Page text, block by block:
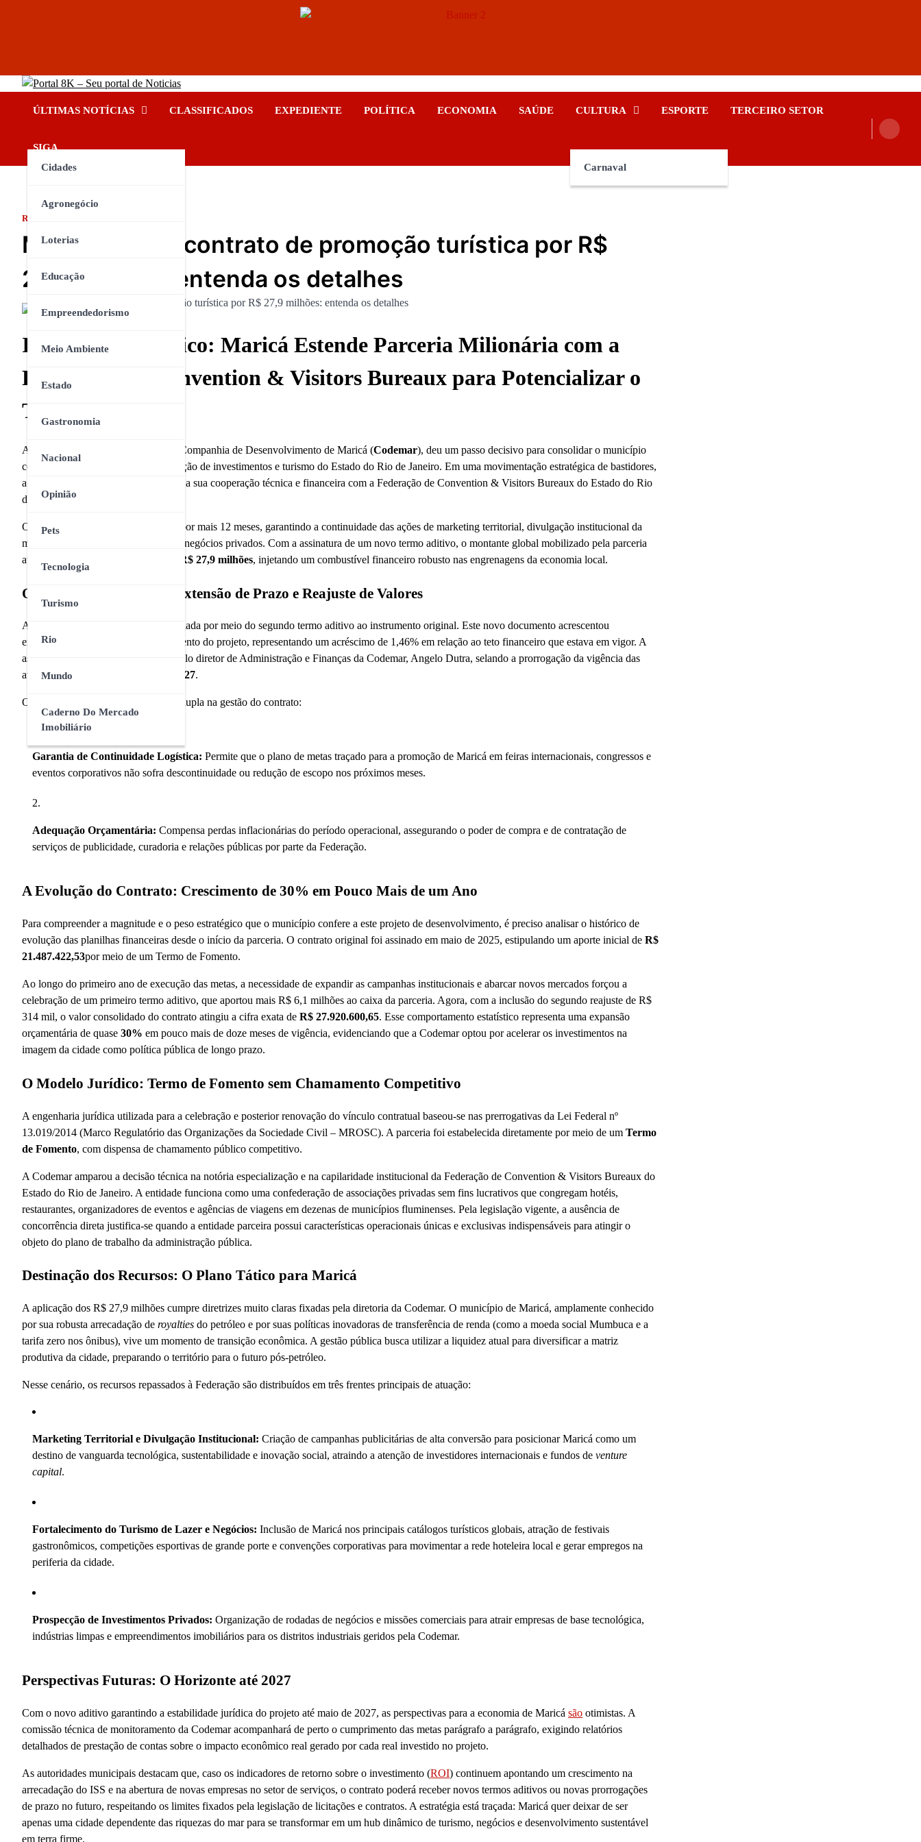
Portal 8K – Seu portal de Noticias
ÚLTIMAS NOTÍCIAS
Cidades
Agronegócio
Loterias
Educação
Empreendedorismo
Meio Ambiente
Estado
Gastronomia
Nacional
Opinião
Pets
Tecnologia
Turismo
Rio
Mundo
Caderno Do Mercado
Imobiliário
CLASSIFICADOS EXPEDIENTE POLÍTICA ECONOMIA SAÚDE CULTURA
Carnaval
ESPORTE TERCEIRO SETOR
SIGA
RIO DE JANEIRO
Maricá renova contrato de promoção turística por R$
27,9 milhões: entenda os detalhes
Impulso Econômico: Maricá Estende Parceria Milionária com a
Federação de Convention & Visitors Bureaux para Potencializar o
Turismo
A Prefeitura de Maricá, por meio da Companhia de Desenvolvimento de Maricá (Codemar), deu um passo decisivo para consolidar o município
como um dos principais polos de atração de investimentos e turismo do Estado do Rio de Janeiro. Em uma movimentação estratégica de bastidores,
a empresa pública renovou e ampliou a sua cooperação técnica e financeira com a Federação de Convention & Visitors Bureaux do Estado do Rio
de Janeiro.
O acordo foi estendido formalmente por mais 12 meses, garantindo a continuidade das ações de marketing territorial, divulgação institucional da
marca da cidade e captação de novos negócios privados. Com a assinatura de um novo termo aditivo, o montante global mobilizado pela parceria
atingiu o impressionante patamar de
R$ 27,9 milhões, injetando um combustível financeiro robusto nas engrenagens da economia local.
Os Números do Aditivo: Extensão de Prazo e Reajuste de Valores
A manutenção do contrato foi chancelada por meio do segundo termo aditivo ao instrumento original. Este novo documento acrescentou
exatamente
ao orçamento do projeto, representando um acréscimo de 1,46% em relação ao teto financeiro que estava em vigor. A
assinatura do aditivo foi conduzida pelo diretor de Administração e Finanças da Codemar, Angelo Dutra, selando a prorrogação da vigência das
atividades até o dia
23 de maio de 2027.
O reajuste atual cumpre uma função dupla na gestão do contrato:
Garantia de Continuidade Logística: Permite que o plano de metas traçado para a promoção de Maricá em feiras internacionais, congressos e
eventos corporativos não sofra descontinuidade ou redução de escopo nos próximos meses.
Adequação Orçamentária: Compensa perdas inflacionárias do período operacional, assegurando o poder de compra e de contratação de
serviços de publicidade, curadoria e relações públicas por parte da Federação.
A Evolução do Contrato: Crescimento de 30% em Pouco Mais de um Ano
Para compreender a magnitude e o peso estratégico que o município confere a este projeto de desenvolvimento, é preciso analisar o histórico de
evolução das planilhas financeiras desde o início da parceria. O contrato original foi assinado em maio de 2025, estipulando um aporte inicial de R$
21.487.422,53por meio de um Termo de Fomento.
Ao longo do primeiro ano de execução das metas, a necessidade de expandir as campanhas institucionais e abarcar novos mercados forçou a
celebração de um primeiro termo aditivo, que aportou mais R$ 6,1 milhões ao caixa da parceria. Agora, com a inclusão do segundo reajuste de R$
314 mil, o valor consolidado do contrato atingiu a cifra exata de R$ 27.920.600,65. Esse comportamento estatístico representa uma expansão
orçamentária de quase 30% em pouco mais de doze meses de vigência, evidenciando que a Codemar optou por acelerar os investimentos na
imagem da cidade como política pública de longo prazo.
O Modelo Jurídico: Termo de Fomento sem Chamamento Competitivo
A engenharia jurídica utilizada para a celebração e posterior renovação do vínculo contratual baseou-se nas prerrogativas da Lei Federal nº
13.019/2014 (Marco Regulatório das Organizações da Sociedade Civil – MROSC). A parceria foi estabelecida diretamente por meio de um Termo
de Fomento, com dispensa de chamamento público competitivo.
A Codemar amparou a decisão técnica na notória especialização e na capilaridade institucional da Federação de Convention & Visitors Bureaux do
Estado do Rio de Janeiro. A entidade funciona como uma confederação de associações privadas sem fins lucrativos que congregam hotéis,
restaurantes, organizadores de eventos e agências de viagens em dezenas de municípios fluminenses. Pela legislação vigente, a ausência de
concorrência direta justifica-se quando a entidade parceira possui características operacionais únicas e exclusivas indispensáveis para atingir o
objeto do plano de trabalho da administração pública.
Destinação dos Recursos: O Plano Tático para Maricá
A aplicação dos R$ 27,9 milhões cumpre diretrizes muito claras fixadas pela diretoria da Codemar. O município de Maricá, amplamente conhecido
por sua robusta arrecadação de royalties do petróleo e por suas políticas inovadoras de transferência de renda (como a moeda social Mumbuca e a
tarifa zero nos ônibus), vive um momento de transição econômica. A gestão pública busca utilizar a liquidez atual para diversificar a matriz
produtiva da cidade, preparando o território para o futuro pós-petróleo.
Nesse cenário, os recursos repassados à Federação são distribuídos em três frentes principais de atuação:
Marketing Territorial e Divulgação Institucional: Criação de campanhas publicitárias de alta conversão para posicionar Maricá como um
destino de vanguarda tecnológica, sustentabilidade e inovação social, atraindo a atenção de investidores internacionais e fundos de venture
capital.
Fortalecimento do Turismo de Lazer e Negócios: Inclusão de Maricá nos principais catálogos turísticos globais, atração de festivais
gastronômicos, competições esportivas de grande porte e convenções corporativas para movimentar a rede hoteleira local e gerar empregos na
periferia da cidade.
Prospecção de Investimentos Privados: Organização de rodadas de negócios e missões comerciais para atrair empresas de base tecnológica,
indústrias limpas e empreendimentos imobiliários para os distritos industriais geridos pela Codemar.
Perspectivas Futuras: O Horizonte até 2027
Com o novo aditivo garantindo a estabilidade jurídica do projeto até maio de 2027, as perspectivas para a economia de Maricá são otimistas. A
comissão técnica de monitoramento da Codemar acompanhará de perto o cumprimento das metas parágrafo a parágrafo, exigindo relatórios
detalhados de prestação de contas sobre o impacto econômico real gerado por cada real investido no projeto.
As autoridades municipais destacam que, caso os indicadores de retorno sobre o investimento (ROI) continuem apontando um crescimento na
arrecadação do ISS e na abertura de novas empresas no setor de serviços, o contrato poderá receber novos termos aditivos ou novas prorrogações
de prazo no futuro, respeitando os limites fixados pela legislação de licitações e contratos. A estratégia está traçada: Maricá quer deixar de ser
apenas uma cidade dependente das riquezas do mar para se transformar em um hub dinâmico de turismo, negócios e desenvolvimento sustentável
em terra firme.